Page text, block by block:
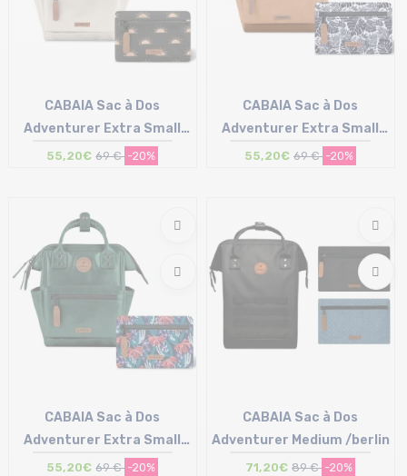
CABAIA Sac à Dos
Adventurer Extra Small
/honolulu
55,20€ 69 € -20%
CABAIA Sac à Dos
Adventurer Extra Small
/moscow
55,20€ 69 € -20%
CABAIA Sac à Dos
Adventurer Extra Small
/lucerne
55,20€ 69 € -20%
CABAIA Sac à Dos
Adventurer Medium /berlin
71,20€ 89 € -20%